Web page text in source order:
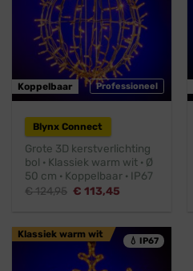
Professioneel
Koppelbaar
Blynx Connect
Grote 3D kerstverlichting
bol · Klassiek warm wit · Ø
50 cm · Koppelbaar · IP67
€124,95 Oorspronkelijke
€ 113,45
💧 IP67
Klassiek warm wit